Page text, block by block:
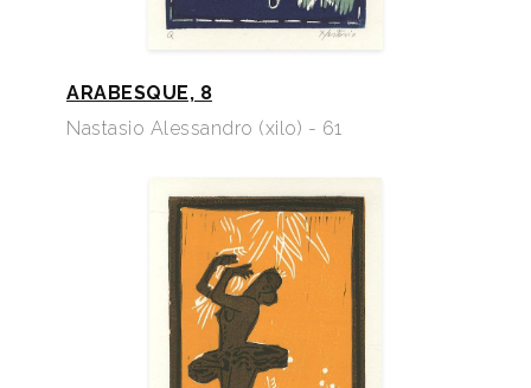
ARABESQUE, 8
Nastasio Alessandro (xilo) - 61